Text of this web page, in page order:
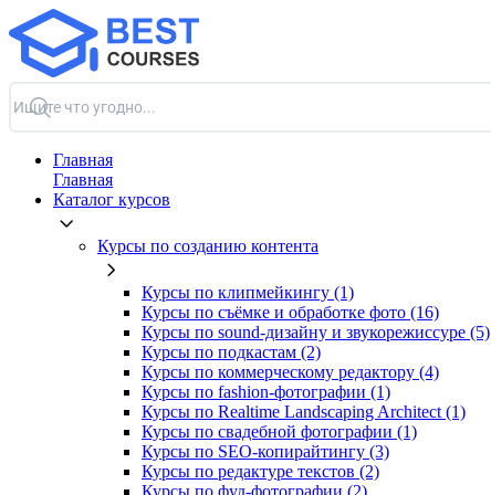
Главная
Главная
Каталог курсов
Курсы по созданию контента
Курсы по клипмейкингу (1)
Курсы по съёмке и обработке фото (16)
Курсы по sound-дизайну и звукорежиссуре (5)
Курсы по подкастам (2)
Курсы по коммерческому редактору (4)
Курсы по fashion-фотографии (1)
Курсы по Realtime Landscaping Architect (1)
Курсы по свадебной фотографии (1)
Курсы по SEO-копирайтингу (3)
Курсы по редактуре текстов (2)